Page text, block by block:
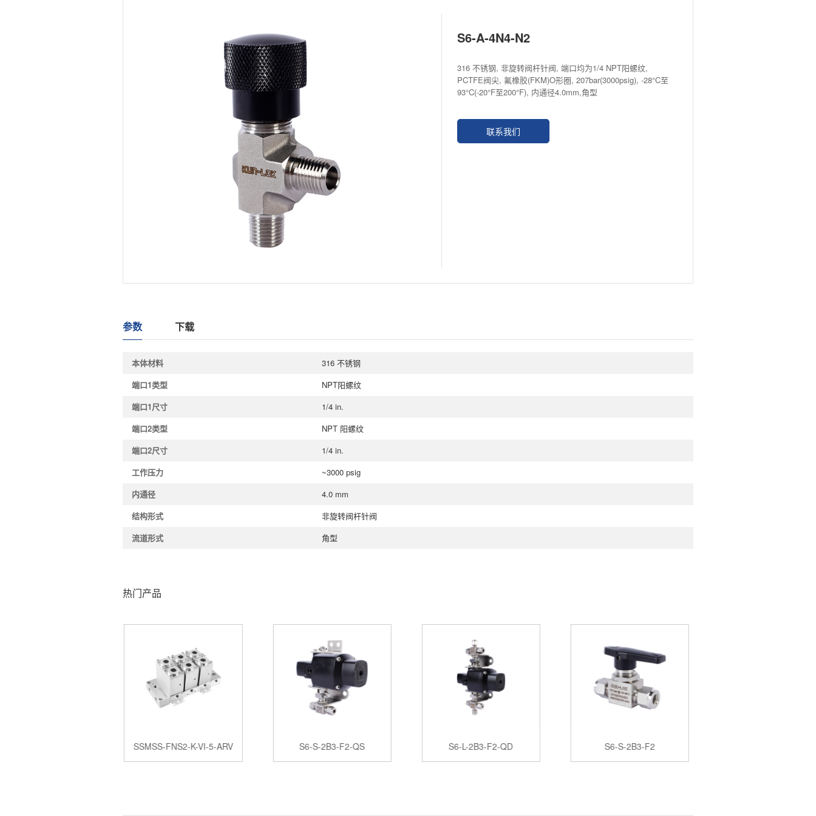
S6-A-4N4-N2
316 不锈钢, 非旋转阀杆针阀, 端口均为1/4 NPT阳螺纹,
PCTFE阀尖, 氟橡胶(FKM)O形圈, 207bar(3000psig), -28°C至
93°C(-20°F至200°F), 内通径4.0mm,角型
联系我们
参数 下载
本体材料
316 不锈钢
端口1类型
NPT阳螺纹
端口1尺寸
1/4 in.
端口2类型
NPT 阳螺纹
端口2尺寸
1/4 in.
工作压力
~3000 psig
内通径
4.0 mm
结构形式
非旋转阀杆针阀
流道形式
角型
热门产品
SSMSS-FNS2-K-VI-5-ARV S6-S-2B3-F2-QS S6-L-2B3-F2-QD S6-S-2B3-F2